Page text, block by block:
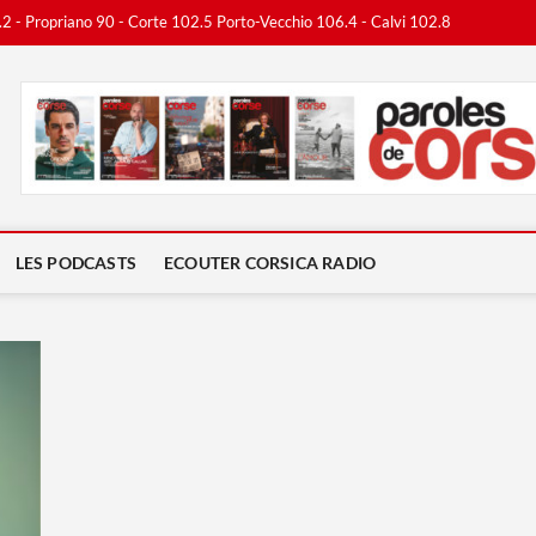
- Propriano 90 - Corte 102.5 Porto-Vecchio 106.4 - Calvi 102.8
Radio
LES PODCASTS ECOUTER CORSICA RADIO